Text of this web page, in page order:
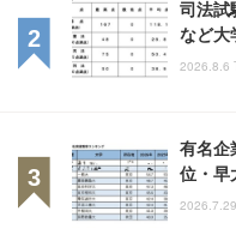
司法試
など大
2026.8.6
有名企
位・早